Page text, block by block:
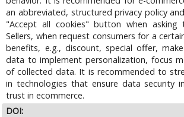
an abbreviated, structured privacy policy
"Accept all cookies" button when asking
Sellers, when request consumers for a
benefits, e.g., discount, special offer,
data to implement personalization, focus
of collected data. It is recommended to
in technologies that ensure data security
trust in ecommerce.
DOI: